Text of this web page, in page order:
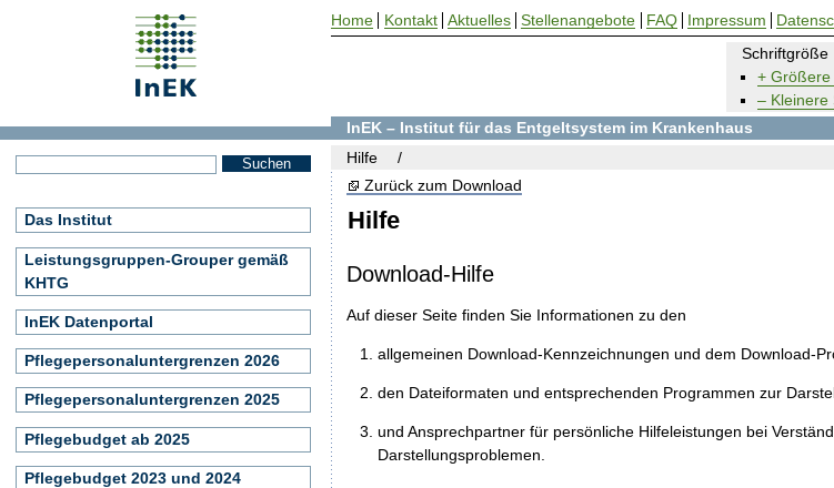
Hilfe
Schriftgröße
+ Größere
– Kleinere
Zurück zum Download
Download-Hilfe
Auf dieser Seite finden Sie Informationen zu den
allgemeinen Download-Kennzeichnungen und dem Download-
den Dateiformaten und entsprechenden Programmen zur
und Ansprechpartner für persönliche Hilfeleistungen bei
Darstellungsproblemen.
InEK – Institut für das Entgeltsystem im Krankenhaus
Hilfe
Das Institut
Leistungsgruppen-Grouper gemäß
KHTG
InEK Datenportal
Pflegepersonaluntergrenzen 2026
Pflegepersonaluntergrenzen 2025
Pflegebudget ab 2025
Pflegebudget 2023 und 2024
Home Kontakt Aktuelles Stellenangebote FAQ Impressum